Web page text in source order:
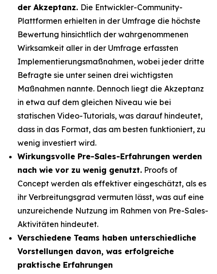
der Akzeptanz. Die Entwickler-Community-
Plattformen erhielten in der Umfrage die höchste
Bewertung hinsichtlich der wahrgenommenen
Wirksamkeit aller in der Umfrage erfassten
Implementierungsmaßnahmen, wobei jeder dritte
Befragte sie unter seinen drei wichtigsten
Maßnahmen nannte. Dennoch liegt die Akzeptanz
in etwa auf dem gleichen Niveau wie bei
statischen Video-Tutorials, was darauf hindeutet,
dass in das Format, das am besten funktioniert, zu
wenig investiert wird.
Wirkungsvolle Pre-Sales-Erfahrungen werden
nach wie vor zu wenig genutzt. Proofs of
Concept werden als effektiver eingeschätzt, als es
ihr Verbreitungsgrad vermuten lässt, was auf eine
unzureichende Nutzung im Rahmen von Pre-Sales-
Aktivitäten hindeutet.
Verschiedene Teams haben unterschiedliche
Vorstellungen davon, was erfolgreiche
praktische Erfahrungen